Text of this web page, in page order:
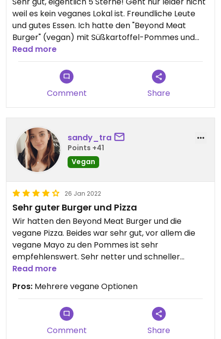
weil es kein veganes Lokal ist. Freundliche Leute
und gutes Essen. Ich hatte den "Beyond Meat
Burger" (vegan) mit Süßkartoffel-Pommes und
einem hausgemachten veganem Kräuterdip.
Read more
Comment Share
sandy_tra
Points +41
Vegan
26 Jan 2022
Sehr guter Burger und Pizza
Wir hatten den Beyond Meat Burger und die
vegane Pizza. Beides war sehr gut, vor allem die
vegane Mayo zu den Pommes ist sehr
empfehlenswert. Sehr netter und schneller
Service. Der Koch ist selbst vegan ☺️
5* Bewertung ist leider nicht möglich, da nicht
vollständig vegan
Read more
Pros: Mehrere vegane Optionen
Comment Share